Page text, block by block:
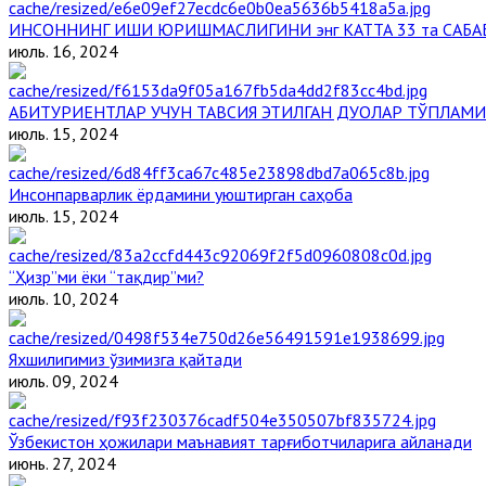
ИНСОННИНГ ИШИ ЮРИШМАСЛИГИНИ энг КАТТА 33 та
июль. 16, 2024
АБИТУРИЕНТЛАР УЧУН ТАВСИЯ ЭТИЛГАН ДУОЛАР ТЎПЛАМИ
июль. 15, 2024
Инсонпарварлик ёрдамини уюштирган саҳоба
июль. 15, 2024
“Ҳизр”ми ёки “тақдир”ми?
июль. 10, 2024
Яхшилигимиз ўзимизга қайтади
июль. 09, 2024
Ўзбекистон ҳожилари маънавият тарғиботчиларига айланади
июнь. 27, 2024